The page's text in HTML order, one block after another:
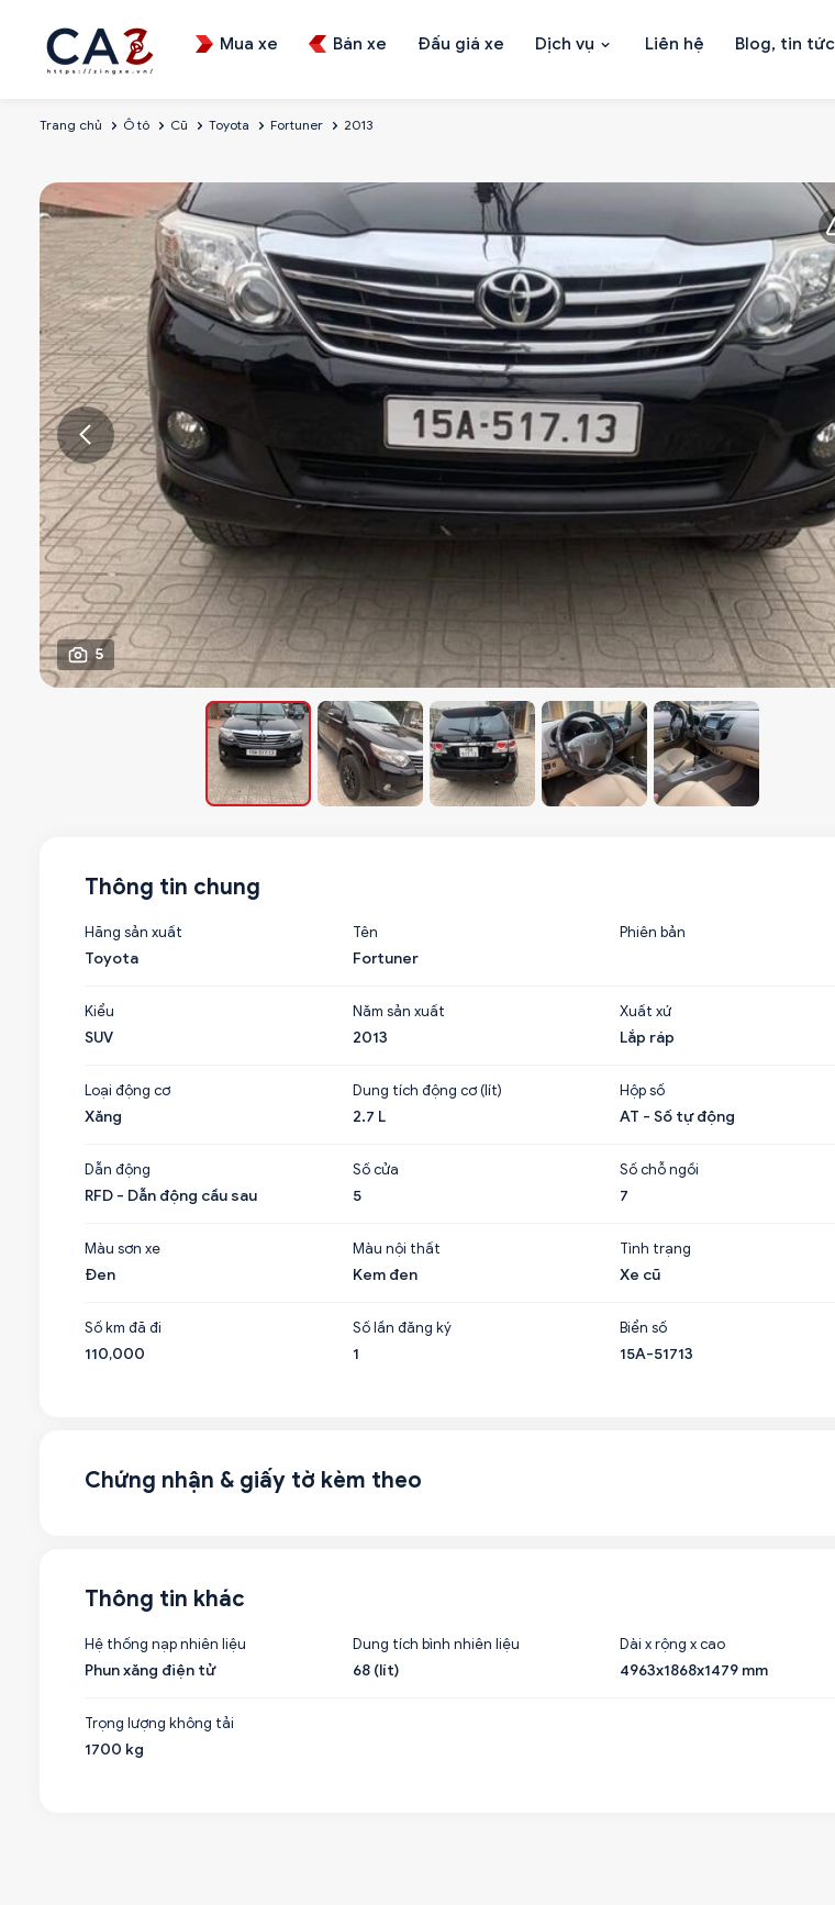
Mua xe Bán xe Đấu giá xe Dịch vụ Liên hệ Blog, tin tức
Trang chủ Ô tô Cũ Toyota Fortuner 2013
5
Thông tin chung
Hãng sản xuất
Toyota
Tên
Fortuner
Phiên bản
Kiểu
SUV
Năm sản xuất
2013
Xuất xứ
Lắp ráp
Loại động cơ
Xăng
Dung tích động cơ (lít)
2.7 L
Hộp số
AT - Số tự động
Dẫn động
RFD - Dẫn động cầu sau
Số cửa
5
Số chỗ ngồi
7
Màu sơn xe
Đen
Màu nội thất
Kem đen
Tình trạng
Xe cũ
Số km đã đi
110,000
Số lần đăng ký
1
Biển số
15A-51713
Chứng nhận & giấy tờ kèm theo
Thông tin khác
Hệ thống nạp nhiên liệu
Phun xăng điện tử
Dung tích bình nhiên liệu
68 (lít)
Dài x rộng x cao
4963x1868x1479 mm
Trọng lượng không tải
1700 kg